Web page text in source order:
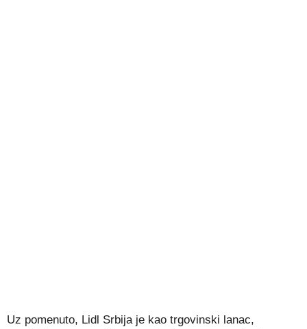
Uz pomenuto, Lidl Srbija je kao trgovinski lanac,